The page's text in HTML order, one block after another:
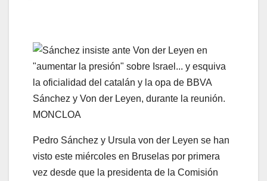
Sánchez y Von der Leyen, durante la reunión.
MONCLOA
Pedro Sánchez y Ursula von der Leyen se han
visto este miércoles en Bruselas por primera
vez desde que la presidenta de la Comisión